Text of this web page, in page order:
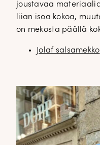
joustavaa
liian isoa kokoa,
on mekosta päällä
Jolaf salsamekko